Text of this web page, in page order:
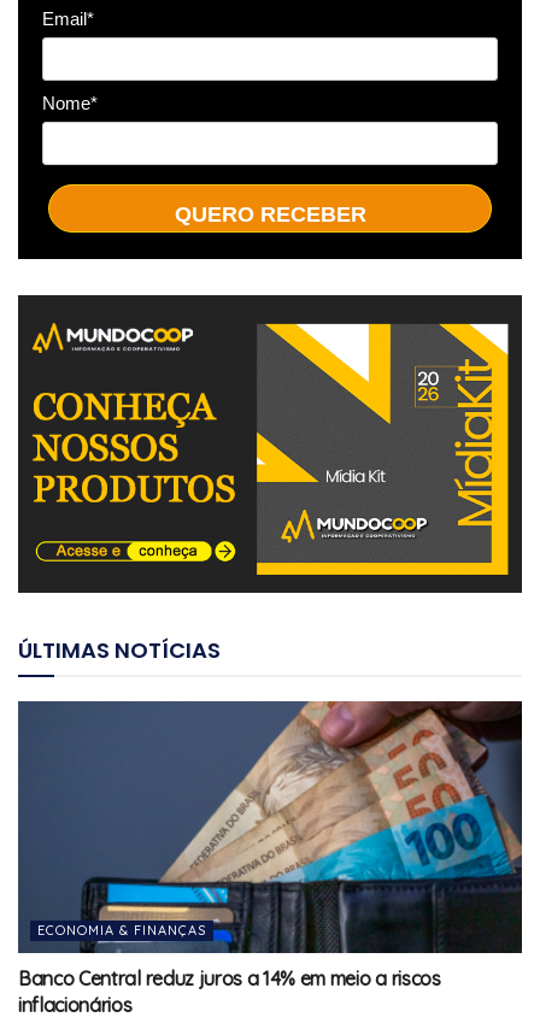
Email*
Nome*
QUERO RECEBER
ÚLTIMAS NOTÍCIAS
ECONOMIA & FINANÇAS
Banco Central reduz juros a 14% em meio a riscos
inflacionários